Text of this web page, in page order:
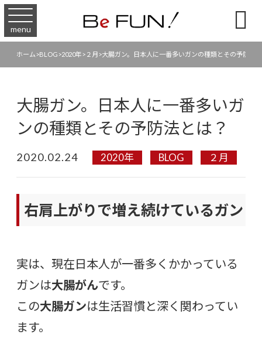
menu 
ホーム >BLOG >2020年 > ２月 >大腸ガン。日本人に一番多いガンの種類とその予防法
大腸ガン。日本人に一番多いガ
ンの種類とその予防法とは？
2020.02.24 2020年 BLOG ２月
右肩上がりで増え続けているガン
実は、現在日本人が一番多くかかっている
ガンは大腸がんです。
この大腸ガンは生活習慣と深く関わってい
ます。